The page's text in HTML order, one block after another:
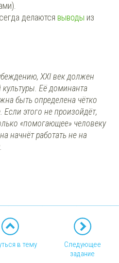
делаются выводы из
XXI век должен
Её доминанта
быть определена чётко
этого не произойдёт,
«помогающее» человеку
начнёт работать не на
в тему
Следующее
задание